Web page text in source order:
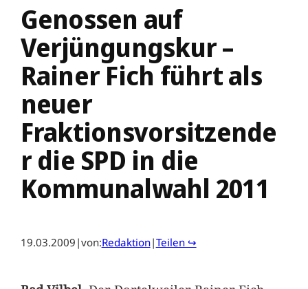
Genossen auf
Verjüngungskur –
Rainer Fich führt als
neuer
Fraktionsvorsitzende
r die SPD in die
Kommunalwahl 2011
19.03.2009 |von:Redaktion|Teilen ↪